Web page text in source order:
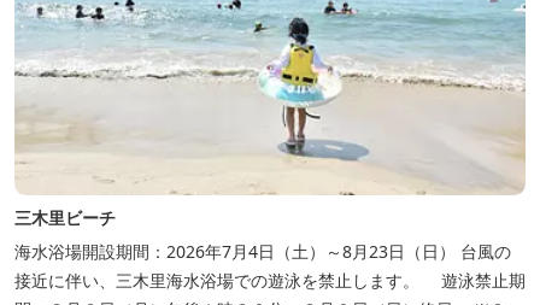
三木里ビーチ
海水浴場開設期間：2026年7月4日（土）～8月23日（日） 台風の
接近に伴い、三木里海水浴場での遊泳を禁止します。 遊泳禁止期